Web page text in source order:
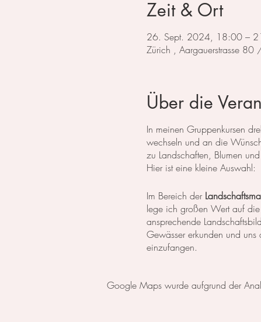
Zeit & Ort
26. Sept. 2024, 18:00 –
Zürich , Aargauerstrasse
Über die
In meinen Gruppenkursen
wechseln und an die
zu Landschaften, Blumen
Hier ist eine kleine Auswahl:
Im Bereich der
lege ich großen Wert auf
ansprechende
Gewässer erkunden und
einzufangen.
erlernen die notwendigen
Google Maps wurde aufgrund der